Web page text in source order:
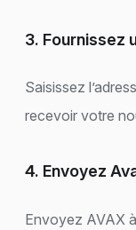
3. Fournissez
Saisissez
recevoir votre
4. Envoyez
Envoyez AVAX